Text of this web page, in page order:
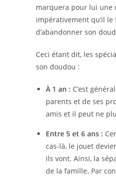
marquera pour lui une
impérativement qu’il le
d’abandonner son
Ceci étant dit, les
son doudou :
À 1 an : C’est
parents et de ses
amis et il peut ne
Entre 5 et 6 ans :
cas-là, le jouet
ils vont. Ainsi, la
de la famille. Par